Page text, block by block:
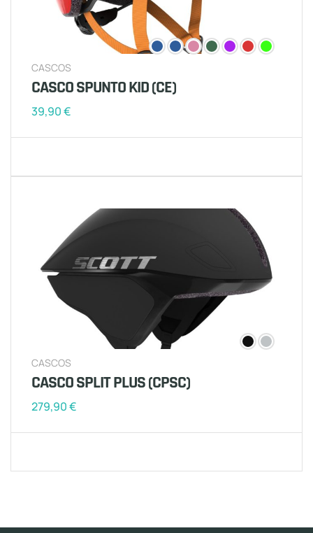
CASCOS
CASCO SPUNTO KID (CE)
39,90€
CASCOS
CASCO SPLIT PLUS (CPSC)
279,90€